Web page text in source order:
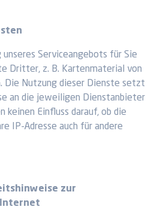
Serviceangebots für Sie
Dritter, z. B. Kartenmaterial von
Die Nutzung dieser Dienste setzt
an die jeweiligen Dienstanbieter
keinen Einfluss darauf, ob die
IP-Adresse auch für andere
zur